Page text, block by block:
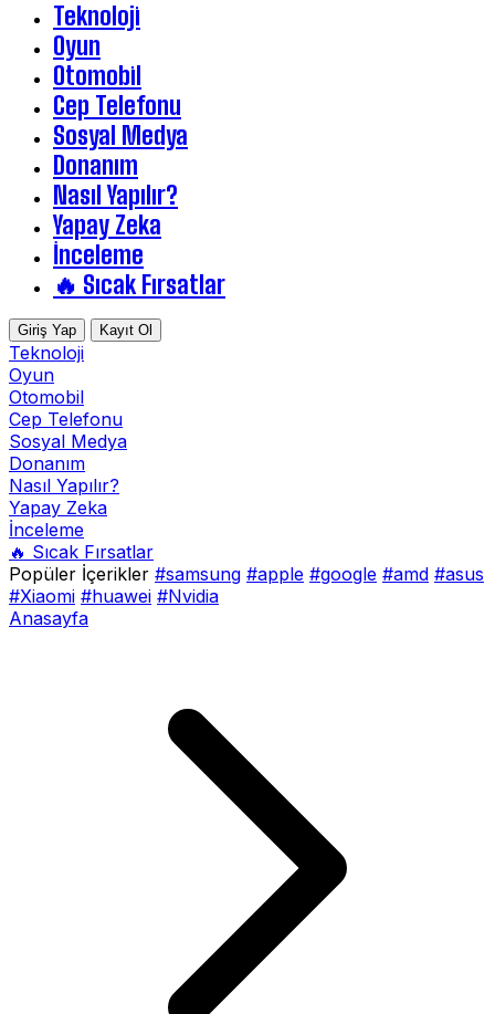
Teknoloji
Oyun
Otomobil
Cep Telefonu
Sosyal Medya
Donanım
Nasıl Yapılır?
Yapay Zeka
İnceleme
🔥 Sıcak Fırsatlar
Giriş Yap Kayıt Ol
Teknoloji
Oyun
Otomobil
Cep Telefonu
Sosyal Medya
Donanım
Nasıl Yapılır?
Yapay Zeka
İnceleme
🔥 Sıcak Fırsatlar
Popüler İçerikler #samsung #apple #google #amd #asus
#Xiaomi #huawei #Nvidia
Anasayfa